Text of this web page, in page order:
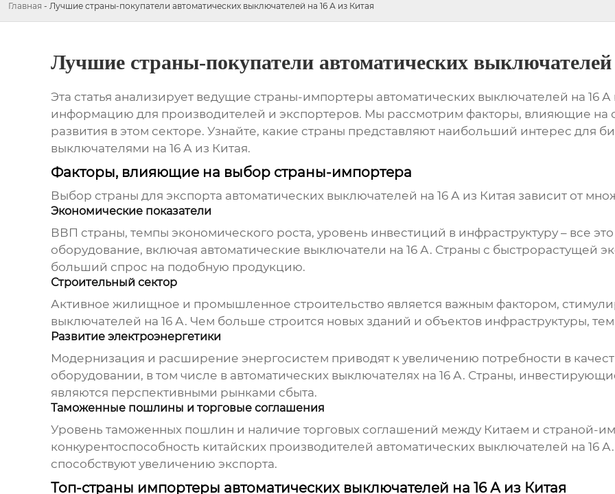
Главная - Лучшие страны-покупатели автоматических выключателей на 16 А из Китая
Лучшие страны-покупатели автоматических
Эта статья анализирует ведущие страны-импортеры автоматических выключателей на 16
информацию для производителей и экспортеров. Мы рассмотрим факторы, влияющие на
развития в этом секторе. Узнайте, какие страны представляют наибольший интерес для
выключателями на 16 А из Китая.
Факторы, влияющие на выбор страны-импортера
Выбор страны для экспорта автоматических выключателей на 16 А из Китая зависит от
Экономические показатели
ВВП страны, темпы экономического роста, уровень инвестиций в инфраструктуру – все
оборудование, включая автоматические выключатели на 16 А. Страны с быстрорастущей
больший спрос на подобную продукцию.
Строительный сектор
Активное жилищное и промышленное строительство является важным фактором,
выключателей на 16 А. Чем больше строится новых зданий и объектов инфраструктуры,
Развитие электроэнергетики
Модернизация и расширение энергосистем приводят к увеличению потребности в
оборудовании, в том числе в автоматических выключателях на 16 А. Страны,
являются перспективными рынками сбыта.
Таможенные пошлины и торговые соглашения
Уровень таможенных пошлин и наличие торговых соглашений между Китаем и страной-
конкурентоспособность китайских производителей автоматических выключателей на 16 А
способствуют увеличению экспорта.
Топ-страны импортеры автоматических выключателей на 16 А из Китая